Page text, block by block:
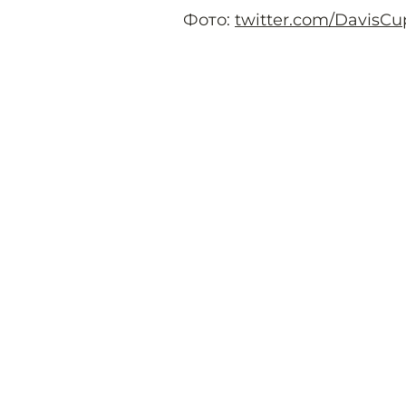
Фото: twitter.com/